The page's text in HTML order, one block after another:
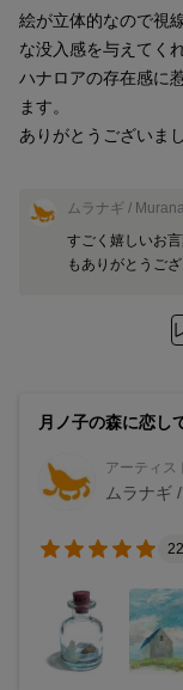
絵が立体的なので視
な没入感を与えてく
ハナロアの存在感に
ます。
ありがとうございまし
ムラナギ /
すごく嬉しいお
もありがとうござ
月ノ子の森に恋し
アーティス
ムラナギ